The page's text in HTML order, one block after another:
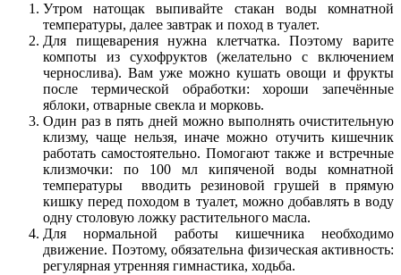
Утром натощак выпивайте стакан воды комнатной
температуры, далее завтрак и поход в туалет.
Для пищеварения нужна клетчатка. Поэтому варите
компоты из сухофруктов (желательно с включением
чернослива). Вам уже можно кушать овощи и фрукты
после термической обработки: хороши запечённые
яблоки, отварные свекла и морковь.
Один раз в пять дней можно выполнять очистительную
клизму, чаще нельзя, иначе можно отучить кишечник
работать самостоятельно. Помогают также и встречные
клизмочки: по 100 мл кипяченой воды комнатной
температуры вводить резиновой грушей в прямую
кишку перед походом в туалет, можно добавлять в воду
одну столовую ложку растительного масла.
Для нормальной работы кишечника необходимо
движение. Поэтому, обязательна физическая активность:
регулярная утренняя гимнастика, ходьба.